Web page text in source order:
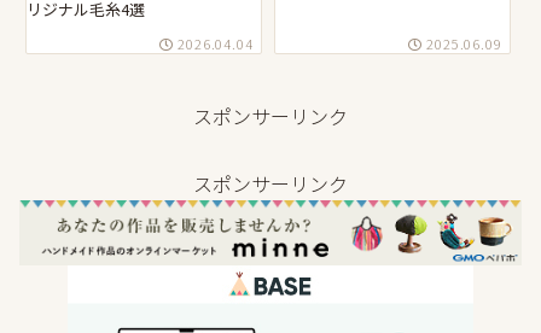
リジナル毛糸4選
2026.04.04 2025.06.09
スポンサーリンク
スポンサーリンク